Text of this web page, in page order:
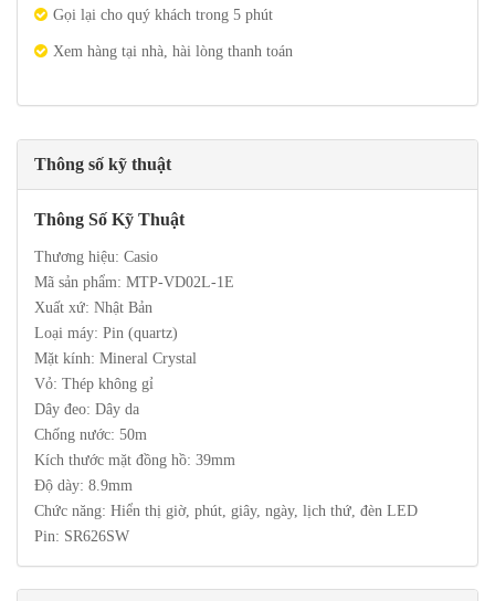
Gọi lại cho quý khách trong 5 phút
Xem hàng tại nhà, hài lòng thanh toán
Thông số kỹ thuật
Thông Số Kỹ Thuật
Thương hiệu: Casio
Mã sản phẩm: MTP-VD02L-1E
Xuất xứ: Nhật Bản
Loại máy: Pin (quartz)
Mặt kính: Mineral Crystal
Vỏ: Thép không gỉ
Dây đeo: Dây da
Chống nước: 50m
Kích thước mặt đồng hồ: 39mm
Độ dày: 8.9mm
Chức năng: Hiển thị giờ, phút, giây, ngày, lịch thứ, đèn LED
Pin: SR626SW